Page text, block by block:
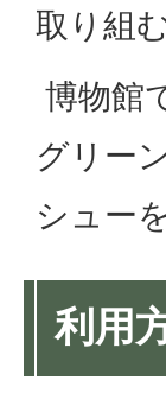
取り組
博物館
グリー
シュー
利用